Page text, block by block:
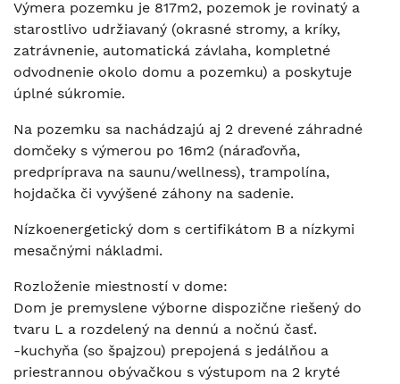
Výmera pozemku je 817m2, pozemok je rovinatý a
starostlivo udržiavaný (okrasné stromy, a kríky,
zatrávnenie, automatická závlaha, kompletné
odvodnenie okolo domu a pozemku) a poskytuje
úplné súkromie.
Na pozemku sa nachádzajú aj 2 drevené záhradné
domčeky s výmerou po 16m2 (náraďovňa,
predpríprava na saunu/wellness), trampolína,
hojdačka či vyvýšené záhony na sadenie.
Nízkoenergetický dom s certifikátom B a nízkymi
mesačnými nákladmi.
Rozloženie miestností v dome:
Dom je premyslene výborne dispozične riešený do
tvaru L a rozdelený na dennú a nočnú časť.
-kuchyňa (so špajzou) prepojená s jedálňou a
priestrannou obývačkou s výstupom na 2 kryté